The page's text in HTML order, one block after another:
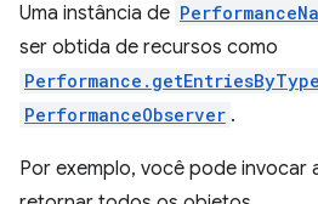
Uma instância de
ser obtida de recursos como
PerformanceObserver .
Por exemplo, você pode invocar